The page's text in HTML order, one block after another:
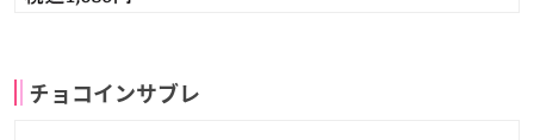
チョコインサブレ